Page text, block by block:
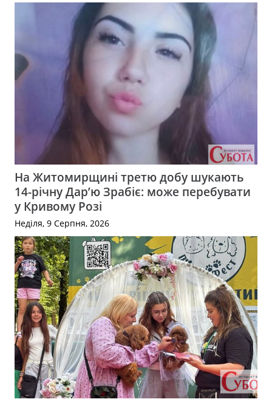
На Житомирщині третю добу шукають
14-річну Дар’ю Зрабіє: може перебувати
у Кривому Розі
Неділя, 9 Серпня, 2026